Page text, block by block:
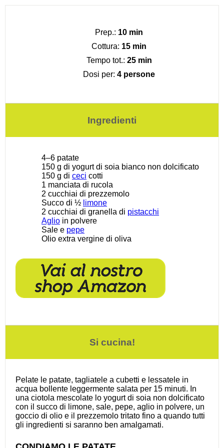
Prep.: 10 min
Cottura: 15 min
Tempo tot.: 25 min
Dosi per: 4 persone
Ingredienti
4–6 patate
150 g di yogurt di soia bianco non dolcificato
150 g di ceci cotti
1 manciata di rucola
2 cucchiai di prezzemolo
Succo di ½ limone
2 cucchiai di granella di pistacchi
Aglio in polvere
Sale e pepe
Olio extra vergine di oliva
Si cucina!
Pelate le patate, tagliatele a cubetti e lessatele in
acqua bollente leggermente salata per 15 minuti. In
una ciotola mescolate lo yogurt di soia non dolcificato
con il succo di limone, sale, pepe, aglio in polvere, un
goccio di olio e il prezzemolo tritato fino a quando tutti
gli ingredienti si saranno ben amalgamati.